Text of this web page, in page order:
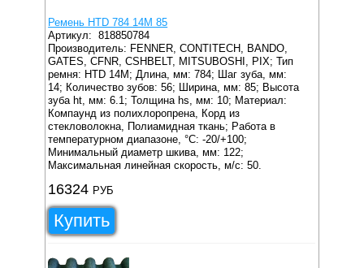
Ремень HTD 784 14M 85
Артикул:818850784
Производитель: FENNER, CONTITECH, BANDO,
GATES, CFNR, CSHBELT, MITSUBOSHI, PIX; Тип
ремня: HTD 14M; Длина, мм: 784; Шаг зуба, мм:
14; Количество зубов: 56; Ширина, мм: 85; Высота
зуба ht, мм: 6.1; Толщина hs, мм: 10; Материал:
Компаунд из полихлоропрена, Корд из
стекловолокна, Полиамидная ткань; Работа в
температурном диапазоне, °C: -20/+100;
Минимальный диаметр шкива, мм: 122;
Максимальная линейная скорость, м/с: 50.
16324 РУБ
Купить